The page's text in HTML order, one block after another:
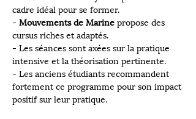
cadre idéal pour se former.
- Mouvements de Marine propose des
cursus riches et adaptés.
- Les séances sont axées sur la pratique
intensive et la théorisation pertinente.
- Les anciens étudiants recommandent
fortement ce programme pour son impact
positif sur leur pratique.